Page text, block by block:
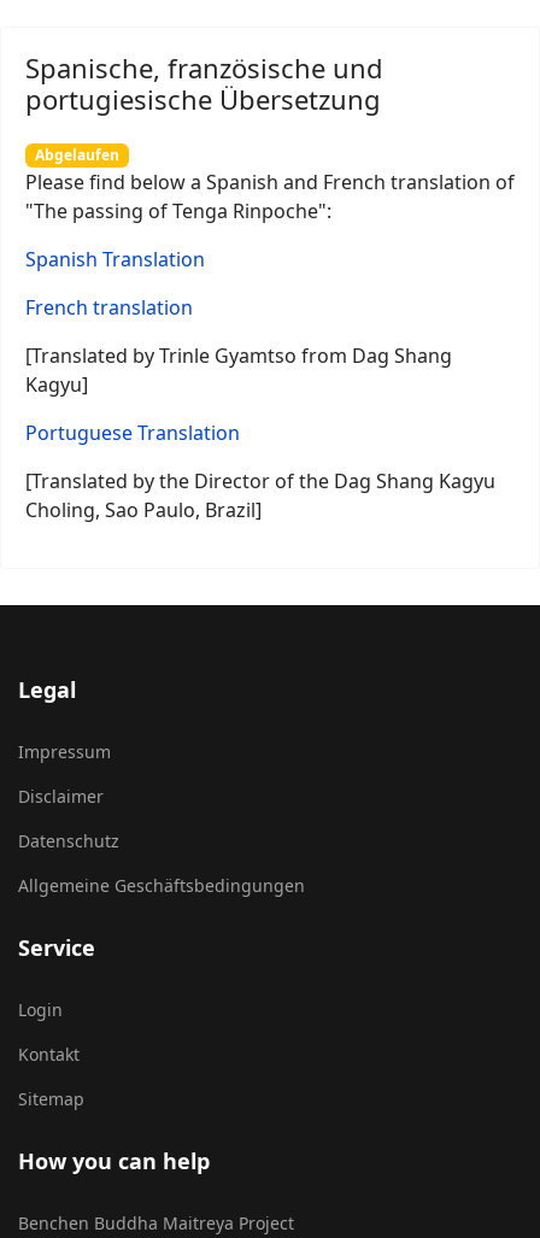
Spanische, französische und
portugiesische Übersetzung
Abgelaufen
Please find below a Spanish and French translation of
"The passing of Tenga Rinpoche":
Spanish Translation
French translation
[Translated by Trinle Gyamtso from Dag Shang
Kagyu]
Portuguese Translation
[Translated by the Director of the Dag Shang Kagyu
Choling, Sao Paulo, Brazil]
Legal
Impressum
Disclaimer
Datenschutz
Allgemeine Geschäftsbedingungen
Service
Login
Kontakt
Sitemap
How you can help
Benchen Buddha Maitreya Project